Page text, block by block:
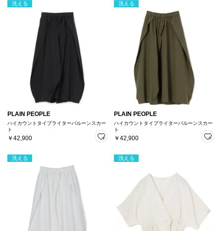
洗える
PLAIN PEOPLE
ハイカウントタイプライターバルーンスカー
ト
￥42,900
洗える
PLAIN PEOPLE
ハイカウントタイプライターバルーンスカー
ト
￥42,900
洗える 洗える